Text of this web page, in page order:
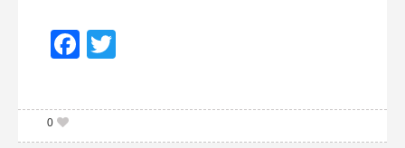
Facebook
0